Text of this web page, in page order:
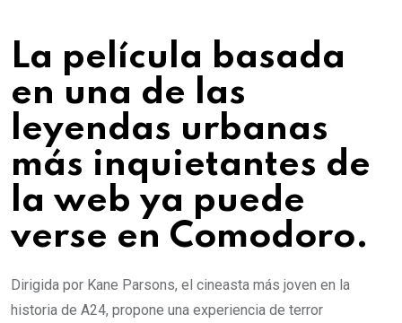
La película basada
en una de las
leyendas urbanas
más inquietantes de
la web ya puede
verse en Comodoro.
Dirigida por Kane Parsons, el cineasta más joven en la
historia de A24, propone una experiencia de terror